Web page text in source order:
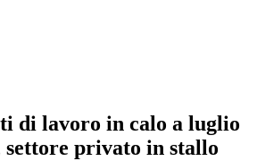
di lavoro in calo a luglio
settore privato in stallo